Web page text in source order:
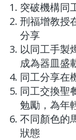
突破機構同
刑福增教授
分享
以同工手製
成為器皿盛
同工分享在
同工交換聖
勉勵，為年
不同顏色的
狀態